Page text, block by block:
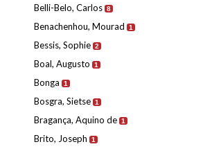
Belli-Belo, Carlos 8
Benachenhou, Mourad 1
Bessis, Sophie 2
Boal, Augusto 1
Bonga 1
Bosgra, Sietse 1
Bragança, Aquino de 1
Brito, Joseph 1